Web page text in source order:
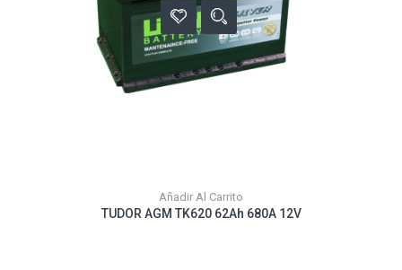
Añadir Al Carrito
TUDOR AGM TK620 62Ah 680A 12V